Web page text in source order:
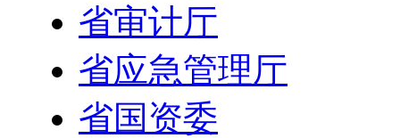
省审计厅
省应急管理厅
省国资委